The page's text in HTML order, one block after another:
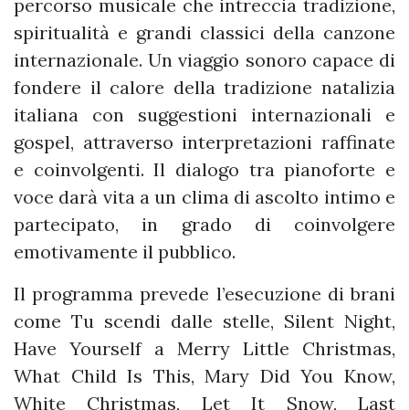
percorso musicale che intreccia tradizione,
spiritualità e grandi classici della canzone
internazionale. Un viaggio sonoro capace di
fondere il calore della tradizione natalizia
italiana con suggestioni internazionali e
gospel, attraverso interpretazioni raffinate
e coinvolgenti. Il dialogo tra pianoforte e
voce darà vita a un clima di ascolto intimo e
partecipato, in grado di coinvolgere
emotivamente il pubblico.
Il programma prevede l’esecuzione di brani
come Tu scendi dalle stelle, Silent Night,
Have Yourself a Merry Little Christmas,
What Child Is This, Mary Did You Know,
White Christmas, Let It Snow, Last